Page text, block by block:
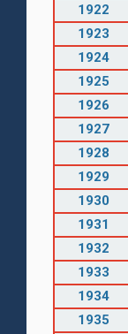
1922
1923
1924
1925
1926
1927
1928
1929
1930
1931
1932
1933
1934
1935